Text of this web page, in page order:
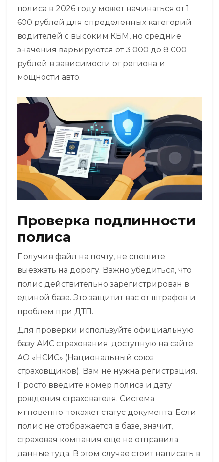
полиса в 2026 году может начинаться от 1
600 рублей для определенных категорий
водителей с высоким КБМ, но средние
значения варьируются от 3 000 до 8 000
рублей в зависимости от региона и
мощности авто.
Проверка подлинности
полиса
Получив файл на почту, не спешите
выезжать на дорогу. Важно убедиться, что
полис действительно зарегистрирован в
единой базе. Это защитит вас от штрафов и
проблем при ДТП.
Для проверки используйте официальную
базу АИС страхования, доступную на сайте
АО «НСИС» (Национальный союз
страховщиков). Вам не нужна регистрация.
Просто введите номер полиса и дату
рождения страхователя. Система
мгновенно покажет статус документа. Если
полис не отображается в базе, значит,
страховая компания еще не отправила
данные туда. В этом случае стоит написать в